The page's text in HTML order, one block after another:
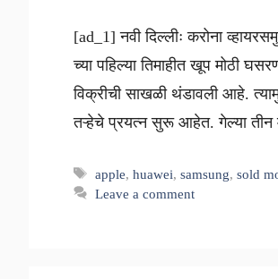
[ad_1] नवी दिल्लीः करोना
च्या पहिल्या तिमाहीत खूप मोठी
विक्रीची साखळी थंडावली आहे.
तऱ्हेचे प्रयत्न सुरू आहेत. गेल्या तीन
Tags
apple,huawei,samsung,sold
Leave a comment